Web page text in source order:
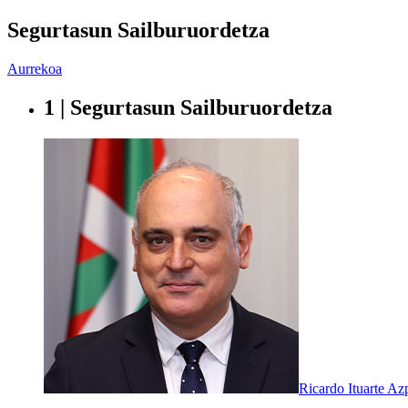
Segurtasun Sailburuordetza
Aurrekoa
1 | Segurtasun Sailburuordetza
Ricardo Ituarte